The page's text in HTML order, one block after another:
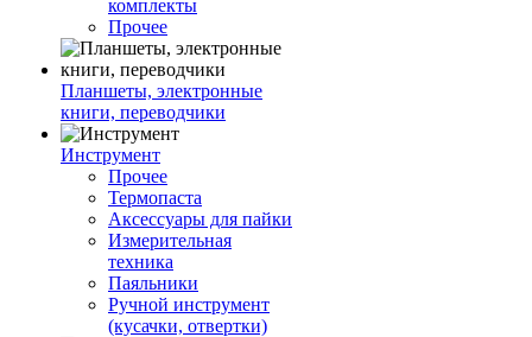
комплекты
Прочее
Планшеты, электронные
книги, переводчики
Инструмент
Прочее
Термопаста
Аксессуары для пайки
Измерительная
техника
Паяльники
Ручной инструмент
(кусачки, отвертки)